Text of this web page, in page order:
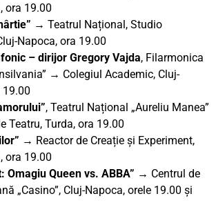
ora 19.00
→ Teatrul Național, Studio
Napoca, ora 19.00
– dirijor Gregory Vajda, Filarmonica
→ Colegiul Academic, Cluj-
19.00
, Teatrul Național „Aureliu Manea”
Teatru, Turda, ora 19.00
→ Reactor de Creație și Experiment,
ora 19.00
Omagiu Queen vs. ABBA” → Centrul de
„Casino”, Cluj-Napoca, orele 19.00 și